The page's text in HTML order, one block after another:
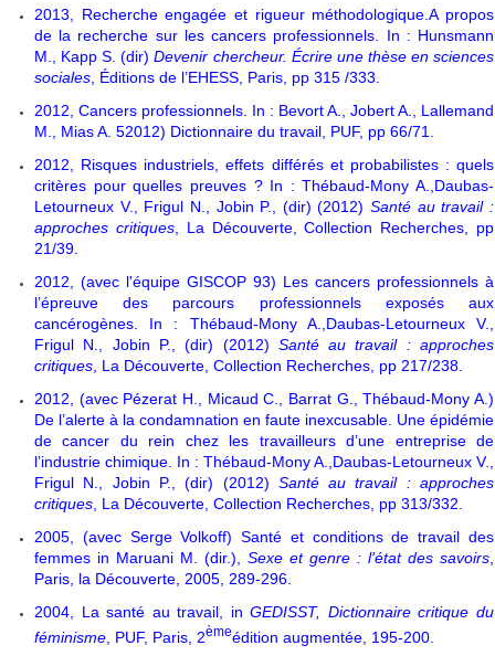
2013, Recherche engagée et rigueur méthodologique.A propos
de la recherche sur les cancers professionnels. In : Hunsmann
M., Kapp S. (dir)Devenir chercheur. Écrire une thèse en sciences
sociales , Éditions de l’EHESS, Paris, pp 315 /333.
2012, Cancers professionnels. In : Bevort A., Jobert A., Lallemand
M., Mias A. 52012) Dictionnaire du travail, PUF, pp 66/71.
2012, Risques industriels, effets différés et probabilistes : quels
critères pour quelles preuves ? In : Thébaud-Mony A.,Daubas-
Letourneux V., Frigul N., Jobin P., (dir) (2012)Santé au travail :
approches critiques, La Découverte, Collection Recherches, pp
21/39.
2012, (avec l'équipe GISCOP 93) Les cancers professionnels à
l’épreuve des parcours professionnels exposés aux
cancérogènes. In : Thébaud-Mony A.,Daubas-Letourneux V.,
Frigul N., Jobin P., (dir) (2012) Santé au travail : approches
critiques , La Découverte, Collection Recherches, pp 217/238.
2012, (avec Pézerat H., Micaud C., Barrat G., Thébaud-Mony A.)
De l’alerte à la condamnation en faute inexcusable. Une épidémie
de cancer du rein chez les travailleurs d’une entreprise de
l’industrie chimique. In : Thébaud-Mony A.,Daubas-Letourneux V.,
Frigul N., Jobin P., (dir) (2012) Santé au travail : approches
critiques , La Découverte, Collection Recherches, pp 313/332.
2005, (avec Serge Volkoff) Santé et conditions de travail des
femmes in Maruani M. (dir.), Sexe et genre : l'état des savoirs
Paris, la Découverte, 2005, 289-296.
2004, La santé au travail, inGEDISST, Dictionnaire critique du
féminisme , PUF, Paris, 2èmeédition augmentée, 195-200.